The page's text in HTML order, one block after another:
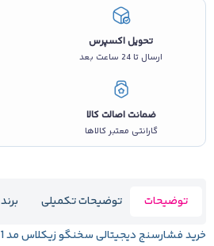
تحویل اکسپرس
ارسال تا 24 ساعت بعد
ضمانت اصالت کالا
گارانتی معتبر کالاها
توضیحات توضیحات تکمیلی برند
خریدفشارسنج دیجیتالی سخنگو زیکلاس مد